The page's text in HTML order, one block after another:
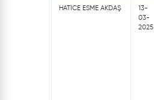
HATİCE ESME AKDAŞ
13-
03-
2025